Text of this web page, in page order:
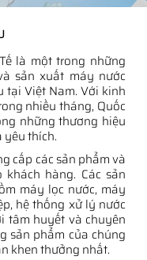
là một trong những
sản xuất máy nước
tại Việt Nam. Với kinh
nhiều tháng, Quốc
những thương hiệu
thích.
cấp các sản phẩm và
hàng. Các sản
máy lọc nước, máy
hệ thống xử lý nước
tâm huyết và chuyên
sản phẩm của chúng
khen thưởng nhất.